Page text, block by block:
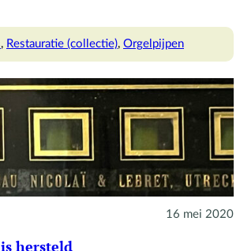
, Restauratie (collectie), Orgelpijpen
16 mei 2020
hersteld